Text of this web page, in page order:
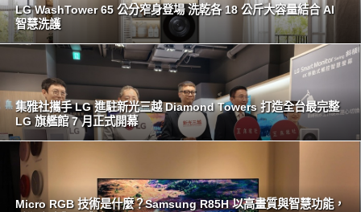
LG WashTower 65 公分窄身登場 洗乾各 18 公斤大容量結合 AI
智慧洗護
集雅社攜手 LG 進駐新光三越 Diamond Towers 打造全台最完整
LG 旗艦館 7 月正式開幕
Micro RGB 技術是什麼？Samsung R85H 以高畫質與智慧功能，